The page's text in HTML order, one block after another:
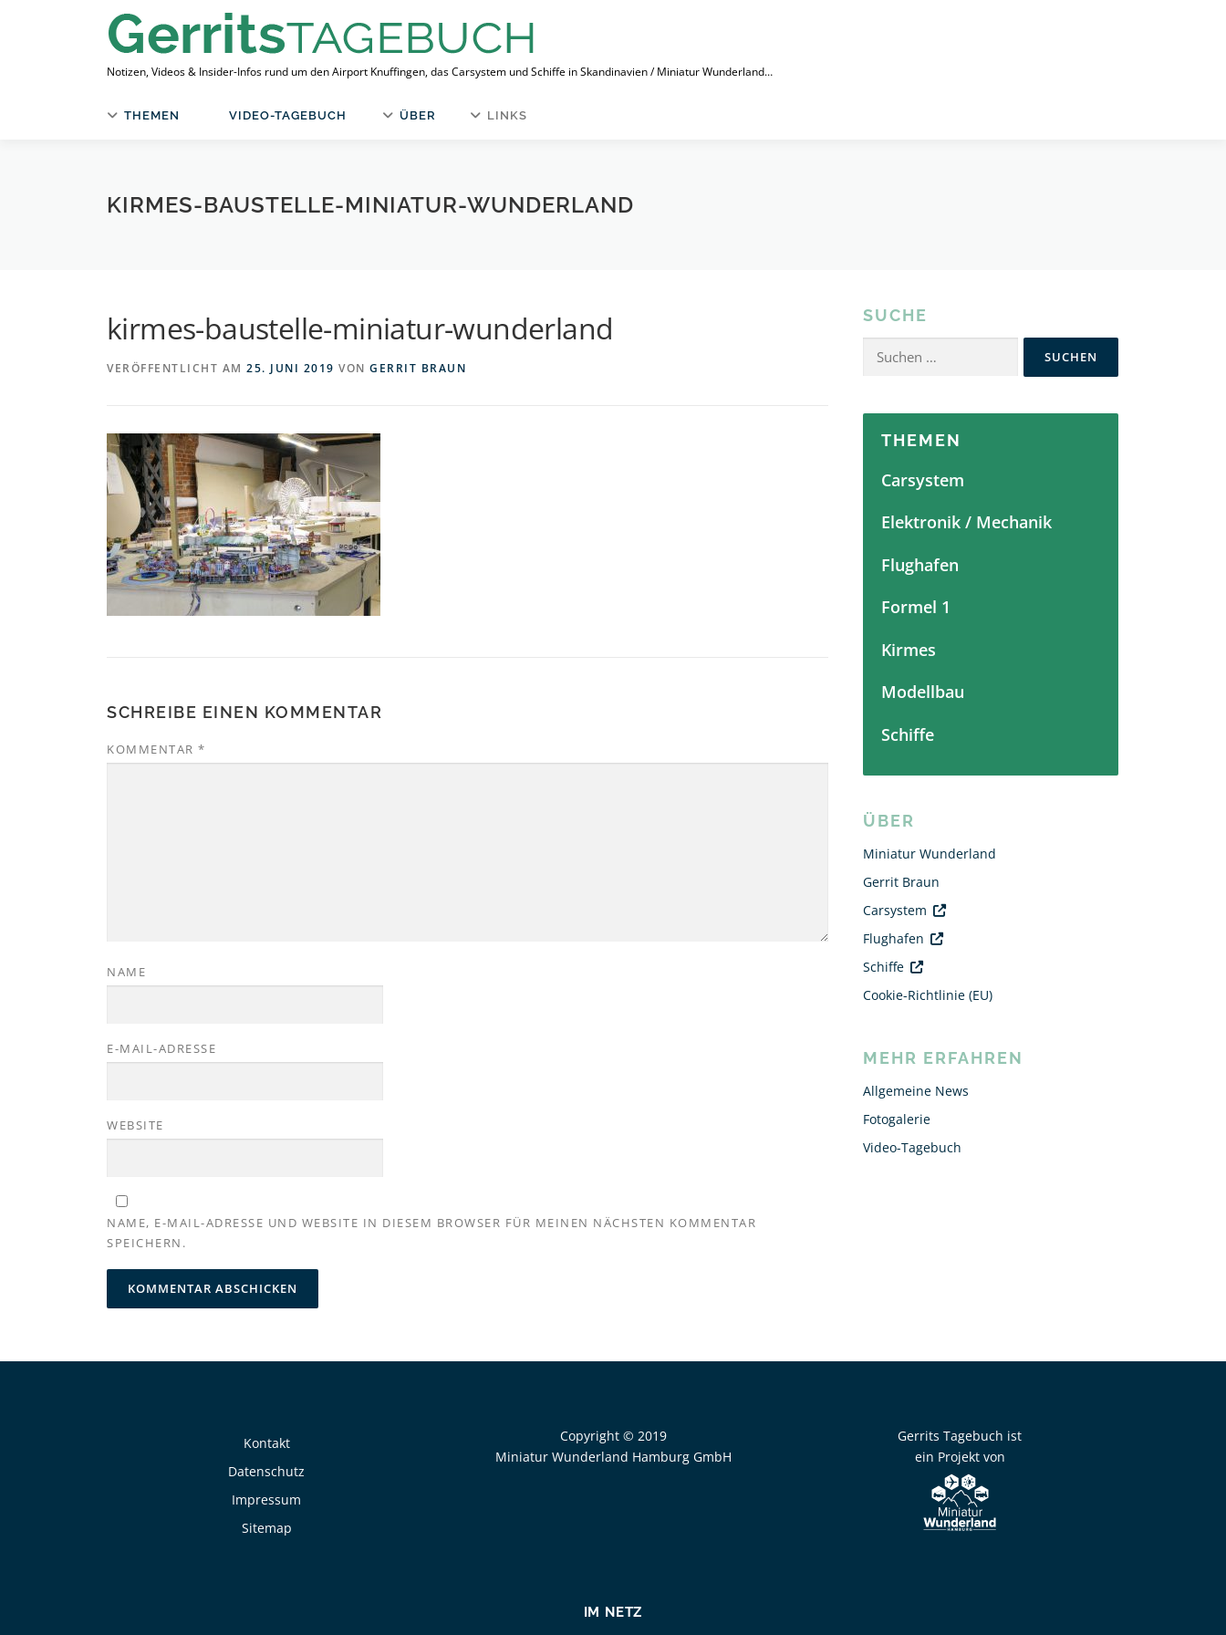
Notizen, Videos & Insider-Infos rund um den Airport Knuffingen, das Carsystem und Schiffe in Skandinavien / Miniatur Wunderland…
THEMEN VIDEO-TAGEBUCH ÜBER LINKS
KIRMES-BAUSTELLE-MINIATUR-WUNDERLAND
kirmes-baustelle-miniatur-wunderland
VERÖFFENTLICHT AM 25. JUNI 2019 VON GERRIT BRAUN
SCHREIBE EINEN KOMMENTAR
KOMMENTAR *
NAME
E-MAIL-ADRESSE
WEBSITE
NAME, E-MAIL-ADRESSE UND WEBSITE IN DIESEM BROWSER FÜR MEINEN NÄCHSTEN KOMMENTAR
SPEICHERN.
SUCHE
Suchen
nach:
THEMEN
Carsystem
Elektronik / Mechanik
Flughafen
Formel 1
Kirmes
Modellbau
Schiffe
ÜBER
Miniatur Wunderland
Gerrit Braun
Carsystem
Flughafen
Schiffe
Cookie-Richtlinie (EU)
MEHR ERFAHREN
Allgemeine News
Fotogalerie
Video-Tagebuch
Kontakt
Datenschutz
Impressum
Sitemap
Copyright © 2019
Miniatur Wunderland Hamburg GmbH
Gerrits Tagebuch ist
ein Projekt von
IM NETZ